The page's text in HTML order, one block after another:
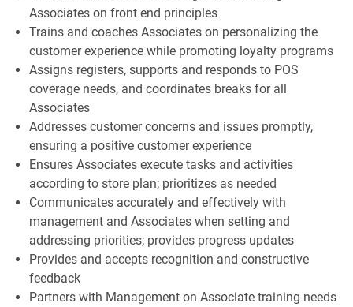
Associates on front end principles
Trains and coaches Associates on personalizing the
customer experience while promoting loyalty programs
Assigns registers, supports and responds to POS
coverage needs, and coordinates breaks for all
Associates
Addresses customer concerns and issues promptly,
ensuring a positive customer experience
Ensures Associates execute tasks and activities
according to store plan; prioritizes as needed
Communicates accurately and effectively with
management and Associates when setting and
addressing priorities; provides progress updates
Provides and accepts recognition and constructive
feedback
Partners with Management on Associate training needs